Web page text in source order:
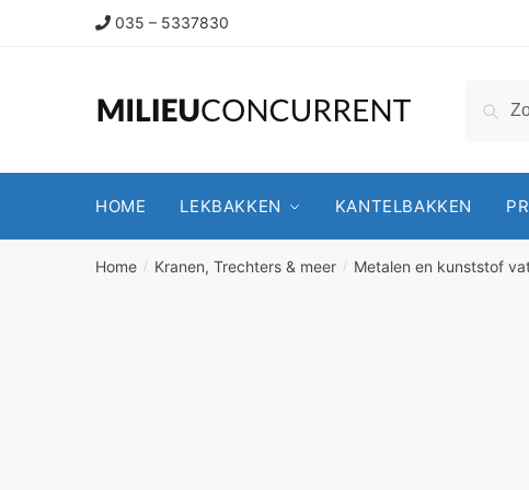
035 – 5337830
HOME LEKBAKKEN KANTELBAKKEN
Home / Kranen, Trechters & meer / Metalen en kunststof